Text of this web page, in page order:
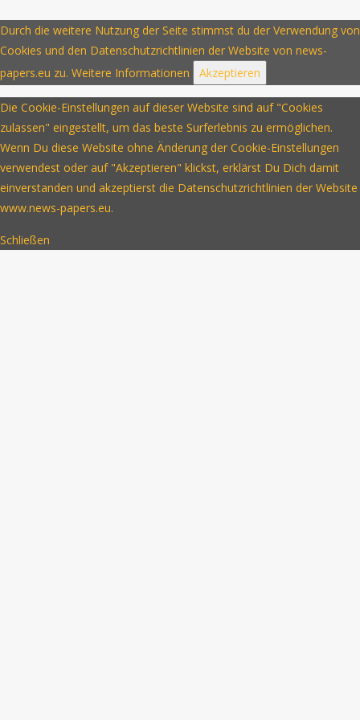
Durch die weitere Nutzung der Seite stimmst du der Verwendung von
Cookies und den Datenschutzrichtlinien der Website von news-
papers.eu zu. Weitere Informationen Akzeptieren
Die Cookie-Einstellungen auf dieser Website sind auf "Cookies
zulassen" eingestellt, um das beste Surferlebnis zu ermöglichen.
Wenn Du diese Website ohne Änderung der Cookie-Einstellungen
verwendest oder auf "Akzeptieren" klickst, erklärst Du Dich damit
einverstanden und akzeptierst die Datenschutzrichtlinien der Website
www.news-papers.eu.
Schließen